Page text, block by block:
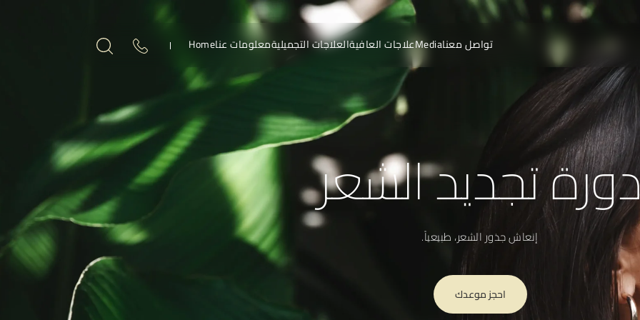
Homeمعلومات عناالعلاجات التجميليةعلاجات العافيةMediaتواصل معنا
تجديد الشعر
إنعاش جذور الشعر، طبيعياً.
احجز موعدك